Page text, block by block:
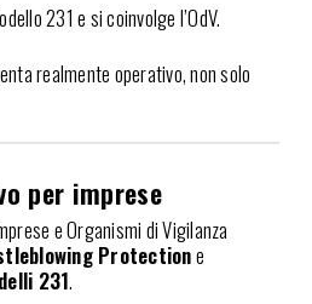
231 e si coinvolge l’OdV.
realmente operativo, non solo
per imprese
e Organismi di Vigilanza
Protectione
231.